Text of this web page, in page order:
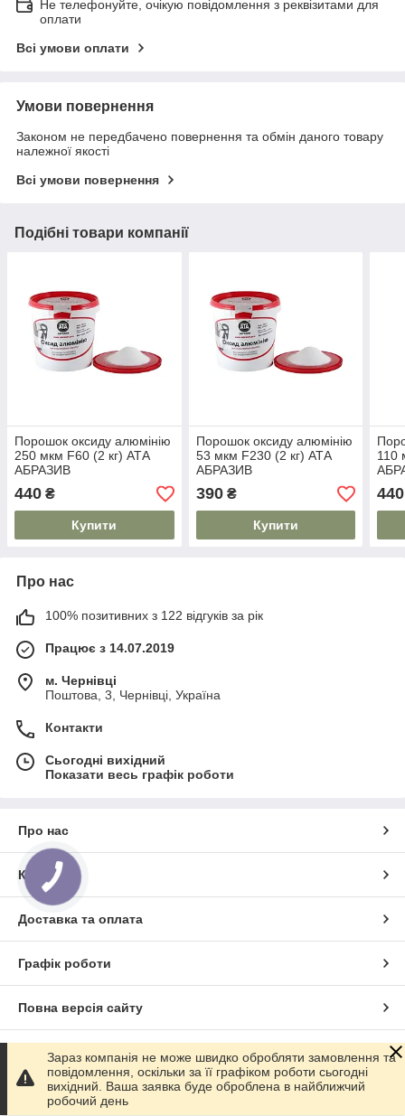
Не телефонуйте, очікую повідомлення з реквізитами для
оплати
Всі умови оплати
Умови повернення
Законом не передбачено повернення та обмін даного товару
належної якості
Всі умови повернення
Подібні товари компанії
Порошок оксиду алюмінію
250 мкм F60 (2 кг) АТА
АБРАЗИВ
440 ₴
Купити
Порошок оксиду алюмінію
53 мкм F230 (2 кг) АТА
АБРАЗИВ
390₴
Купити
110
440
Про нас
100% позитивних з 122 відгуків за рік
Працює з 14.07.2019
м. Чернівці
Поштова, 3, Чернівці, Україна
Контакти
Сьогодні вихідний
Показати весь графік роботи
Про нас
Контакти
Доставка та оплата
Графік роботи
Повна версія сайту
Сайт створено на маркетплейсіProm.ua
Політика конфіденційності
Зараз компанія не може швидко обробляти замовлення та
повідомлення, оскільки за її графіком роботи сьогодні
вихідний. Ваша заявка буде оброблена в найближчий
робочий день